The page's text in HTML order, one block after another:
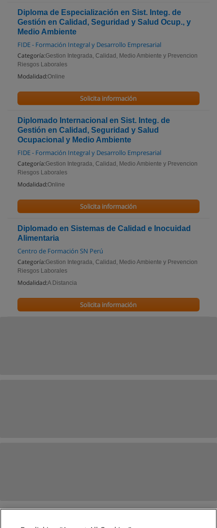
Diploma de Especialización en Sist. Integ. de
Gestión en Calidad, Seguridad y Salud Ocup., y
Medio Ambiente
FIDE - Formación Integral y Desarrollo Empresarial
Categoría:Gestion Integrada, Calidad, Medio Ambiente y Prevencion
Riesgos Laborales
Modalidad:Online
Solicita información
Diplomado Internacional en Sist. Integ. de
Gestión en Calidad, Seguridad y Salud
Ocupacional y Medio Ambiente
FIDE - Formación Integral y Desarrollo Empresarial
Categoría:Gestion Integrada, Calidad, Medio Ambiente y Prevencion
Riesgos Laborales
Modalidad:Online
Solicita información
Diplomado en Sistemas de Calidad e Inocuidad
Alimentaria
Centro de Formación SN Perú
Categoría:Gestion Integrada, Calidad, Medio Ambiente y Prevencion
Riesgos Laborales
Modalidad:A Distancia
Solicita información